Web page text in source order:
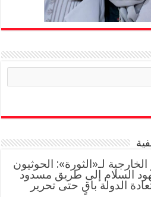
لـ«الثورة»: الحوثيون
السلام إلى طريق مسدود
الدولة باقٍ حتى تحرير